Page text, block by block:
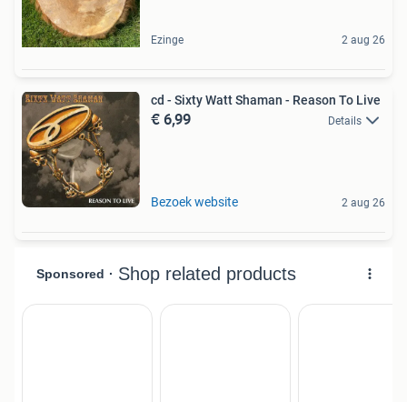
Ezinge 2 aug 26
cd - Sixty Watt Shaman - Reason To Live
€ 6,99 Details
Bezoek website 2 aug 26